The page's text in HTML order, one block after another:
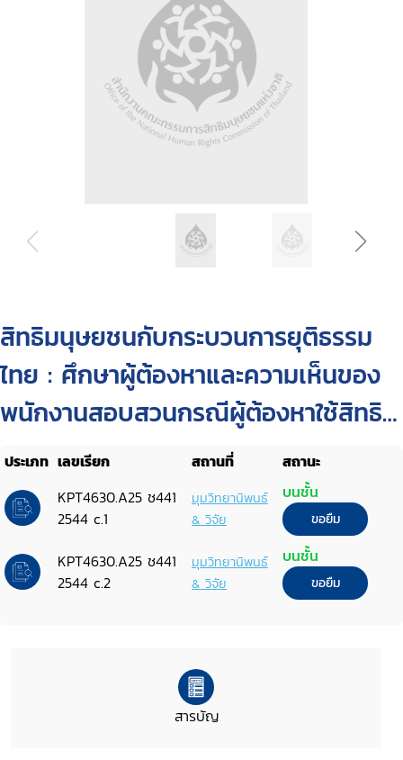
สิทธิมนุษยชนกับกระบวนการยุติธรรม
ไทย : ศึกษาผู้ต้องหาและความเห็นของ
พนักงานสอบสวนกรณีผู้ต้องหาใช้สิทธิ
ตั้งทนายความหรือผู้ซึ่งตนไว้วางใจเข้า
ฟังการสอบปากคำตน ตามรัฐธรรมนูญ
แห่งราชอาณาจักรไทย พุทธศักราช
2540 มาตรา 241 วรรคสอง
ประเภท เลขเรียก สถานที่
สถานะ
KPT4630.A25 ช441
2544 c.1
มุมวิทยานิพนธ์
& วิจัย
บนชั้น
ขอยืม
KPT4630.A25 ช441
2544 c.2
มุมวิทยานิพนธ์
& วิจัย
บนชั้น
ขอยืม
สารบัญ